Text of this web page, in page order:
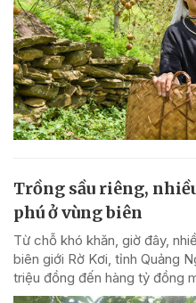
Trồng sầu riêng,
phú ở vùng biên
Từ chỗ khó khăn, giờ đây,
biên giới Rờ Kơi, tỉnh Quảng
triệu đồng đến hàng tỷ đồng